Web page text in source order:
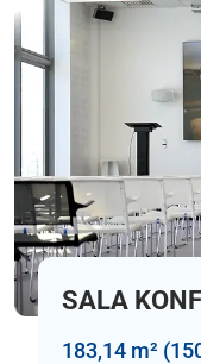
SALA
183,14 m²